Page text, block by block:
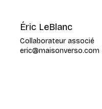
Éric LeBlanc
Collaborateur associé
eric@maisonverso.com